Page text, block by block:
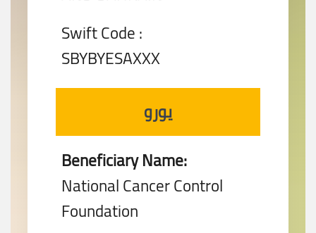
Swift Code :
SBYBYESAXXX
يورو
Beneficiary Name:
National Cancer Control
Foundation